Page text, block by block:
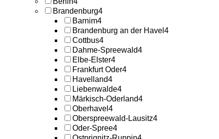
Brandenburg4
Barnim4
Brandenburg an der Havel 4
Cottbus4
Dahme-Spreewald4
Elbe-Elster4
Frankfurt Oder4
Havelland4
Liebenwalde4
Märkisch-Oderland4
Oberhavel 4
Oberspreewald-Lausitz4
Oder-Spree4